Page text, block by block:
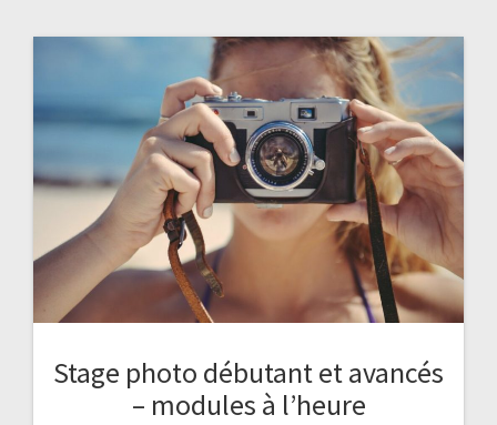
Stage photo débutant et avancés
– modules à l’heure